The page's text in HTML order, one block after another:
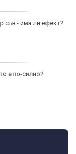
сън - има ли ефект?
е по-силно?